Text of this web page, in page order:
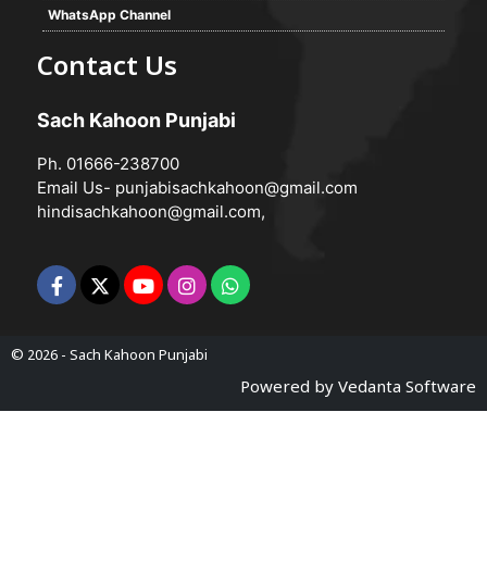
WhatsApp Channel
Contact Us
Sach Kahoon Punjabi
Ph. 01666-238700
Email Us- punjabisachkahoon@gmail.com
hindisachkahoon@gmail.com,
© 2026 - Sach Kahoon Punjabi
Powered by Vedanta Software